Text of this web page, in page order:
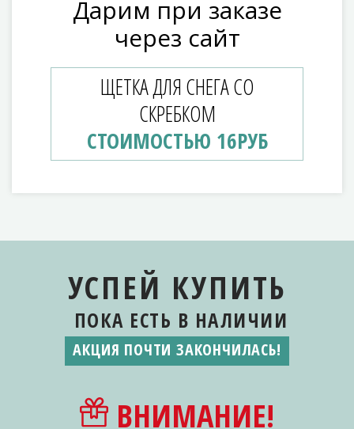
Дарим при заказе
через сайт
ЩЕТКА ДЛЯ СНЕГА СО
СКРЕБКОМ
СТОИМОСТЬЮ 16РУБ
УСПЕЙ КУПИТЬ
ПОКА ЕСТЬ В НАЛИЧИИ
АКЦИЯ ПОЧТИ ЗАКОНЧИЛАСЬ!
ВНИМАНИЕ!